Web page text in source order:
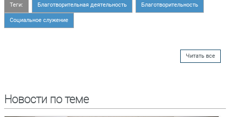
Теги: Благотворительная деятельность Благотворительность
Социальное служение
Читать все
Новости по теме